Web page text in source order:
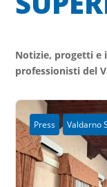
Notizie, progetti e
professionisti del
Press Valdarno